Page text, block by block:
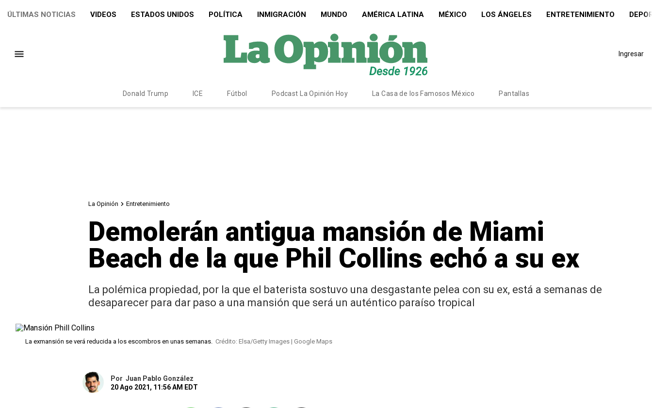
ÚLTIMAS NOTICIAS VIDEOS ESTADOS UNIDOS POLÍTICA INMIGRACIÓN MUNDO AMÉRICA LATINA MÉXICO LOS ÁNGELES ENTRETENIMIENTO
Ingresar
Donald Trump ICE Fútbol Podcast La Opinión Hoy La Casa de los Famosos México Pantallas
La Opinión Entretenimiento
Demolerán antigua mansión de Miami
Beach de la que Phil Collins echó a su ex
La polémica propiedad, por la que el baterista sostuvo una desgastante pelea con su ex, está a semanas de
desaparecer para dar paso a una mansión que será un auténtico paraíso tropical
La exmansión se verá reducida a los escombros en unas semanas. Crédito: Elsa/Getty Images | Google Maps
Por Juan Pablo González
20 Ago 2021, 11:56 AM EDT